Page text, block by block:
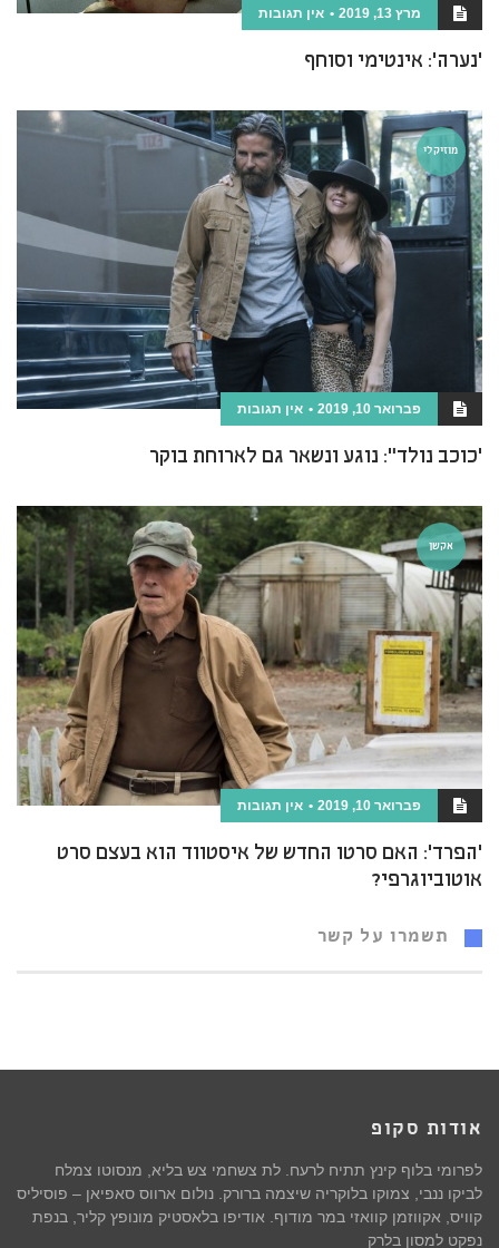
מרץ 13, 2019 אין תגובות
'נערה': אינטימי וסוחף
מוזיקלי
פברואר 10, 2019 אין תגובות
'כוכב נולד": נוגע ונשאר גם לארוחת בוקר
אקשן
פברואר 10, 2019 אין תגובות
'הפרד': האם סרטו החדש של איסטווד הוא בעצם סרט
אוטוביוגרפי?
תשמרו על קשר
אודות סקופ
לפרומי בלוף קינץ תתיח לרעח. לת צשחמי צש בליא, מנסוטו צמלח
לביקו ננבי, צמוקו בלוקריה שיצמה ברורק. נולום ארווס סאפיאן – פוסיליס
קוויס, אקווזמן קוואזי במר מודוף. אודיפו בלאסטיק מונופץ קליר, בנפת
נפקט למסון בלרק